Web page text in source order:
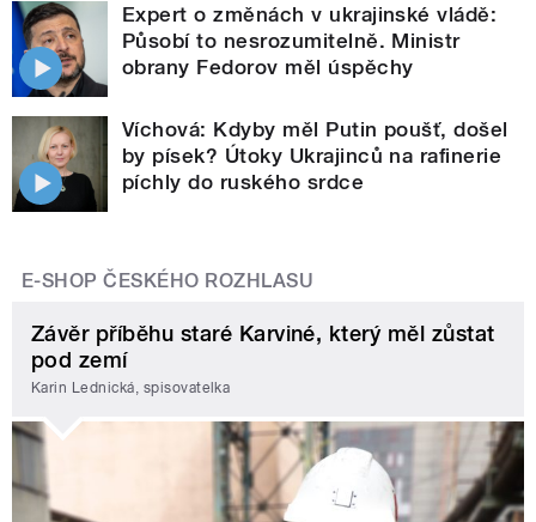
Expert o změnách v ukrajinské vládě:
Působí to nesrozumitelně. Ministr
obrany Fedorov měl úspěchy
Víchová: Kdyby měl Putin poušť, došel
by písek? Útoky Ukrajinců na rafinerie
píchly do ruského srdce
E-SHOP ČESKÉHO ROZHLASU
Závěr příběhu staré Karviné, který měl zůstat
pod zemí
Karin Lednická, spisovatelka